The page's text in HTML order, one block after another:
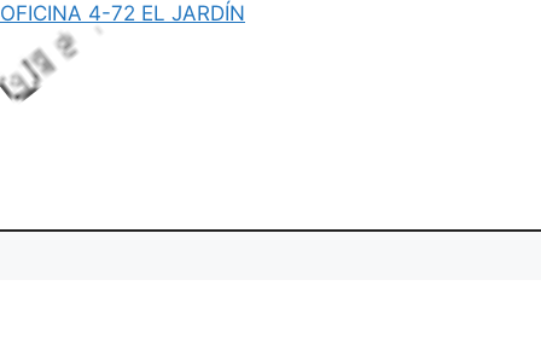
OFICINA 4-72 EL JARDÍN
Lo
adi